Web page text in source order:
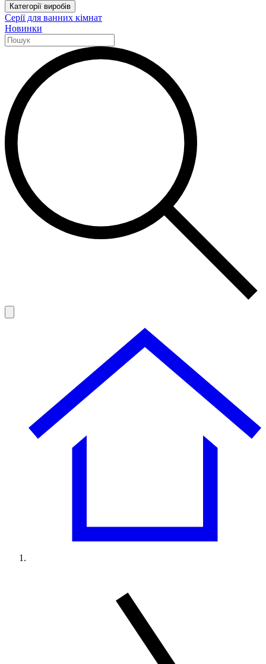
Категорії виробів
Серії для ванних кімнат
Новинки